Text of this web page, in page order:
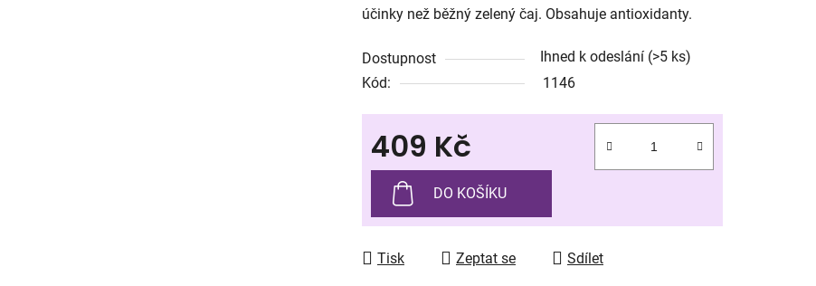
0,0
5
hvězdiček.
účinky než běžný zelený čaj. Obsahuje antioxidanty.
Dostupnost Ihned k odeslání (>5 ks)
Kód:
1146
409 Kč
Měrná cena:
DO KOŠÍKU
Tisk Zeptat se Sdílet